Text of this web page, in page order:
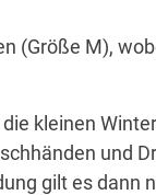
(Größe M),
kleinen
und
gilt es dann